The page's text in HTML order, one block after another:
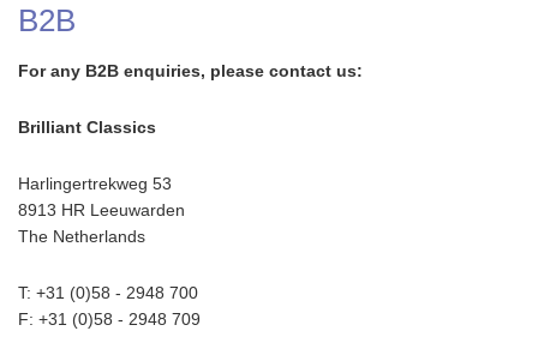
B2B
For any B2B enquiries, please contact us:
Brilliant Classics
Harlingertrekweg 53
8913 HR Leeuwarden
The Netherlands
T: +31 (0)58 - 2948 700
F: +31 (0)58 - 2948 709